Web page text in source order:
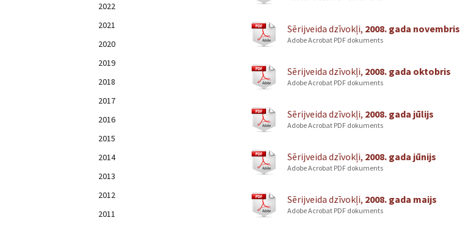
2022
2021
2020
2019
2018
2017
2016
2015
2014
2013
2012
2011
Sērijveida dzīvokļi, 2008. gada novembris
Adobe Acrobat PDF dokuments
Sērijveida dzīvokļi, 2008. gada oktobris
Adobe Acrobat PDF dokuments
Sērijveida dzīvokļi, 2008. gada jūlijs
Adobe Acrobat PDF dokuments
Sērijveida dzīvokļi, 2008. gada jūnijs
Adobe Acrobat PDF dokuments
Sērijveida dzīvokļi, 2008. gada maijs
Adobe Acrobat PDF dokuments